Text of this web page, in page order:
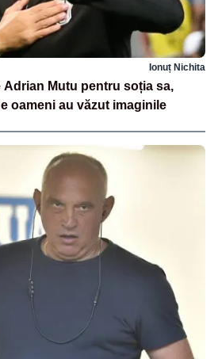
Ionuț Nichita
Mutu pentru soția sa,
oameni au văzut imaginile